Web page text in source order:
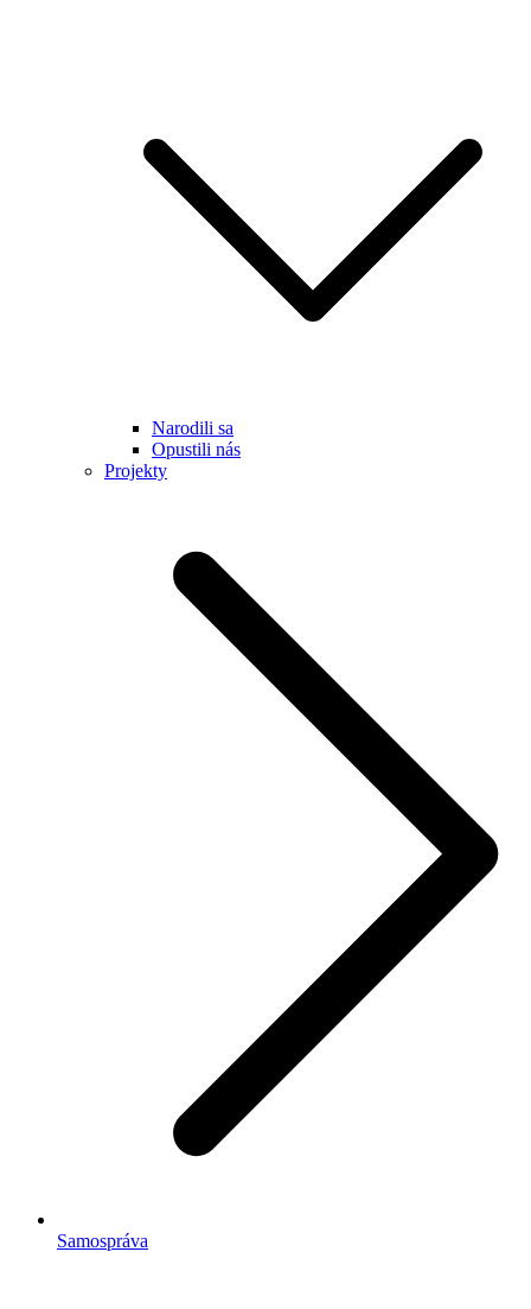
Narodili sa
Opustili nás
Projekty
Samospráva